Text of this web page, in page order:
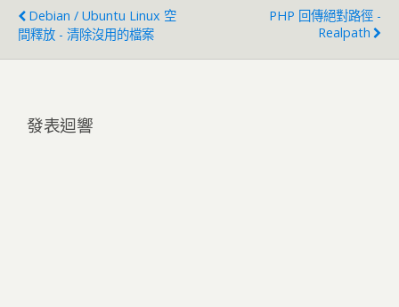
Debian / Ubuntu Linux 空
間釋放 - 清除沒用的檔案
PHP 回傳絕對路徑 -
Realpath
發表迴響